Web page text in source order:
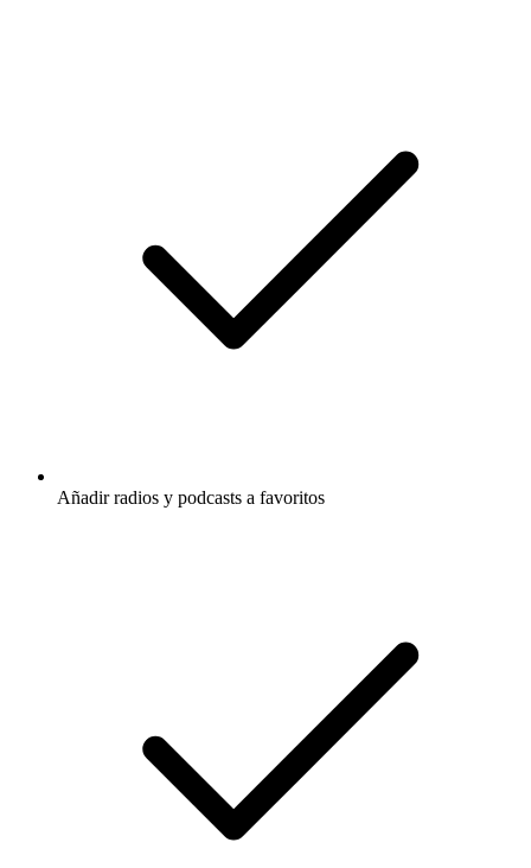
Añadir radios y podcasts a favoritos